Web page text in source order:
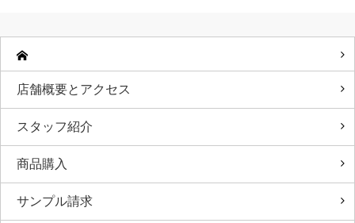
店舗概要とアクセス
スタッフ紹介
商品購入
サンプル請求